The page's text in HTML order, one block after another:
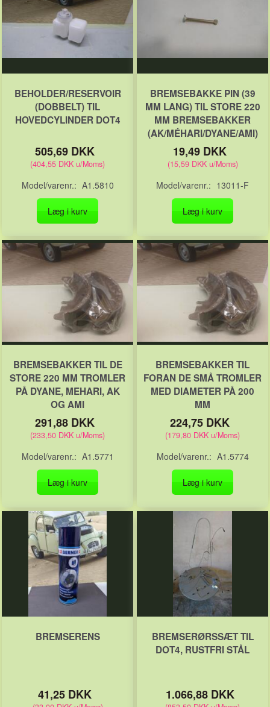
BEHOLDER/RESERVOIR
(DOBBELT) TIL
HOVEDCYLINDER DOT4
505,69 DKK
(404,55 DKK u/Moms)
Model/varenr.: A1.5810
Læg i kurv
BREMSEBAKKE PIN (39
MM LANG) TIL STORE 220
MM BREMSEBAKKER
(AK/MÉHARI/DYANE/AMI)
19,49 DKK
(15,59 DKKu/Moms)
Model/varenr.: 13011-F
Læg i kurv
BREMSEBAKKER TIL DE
STORE 220 MM TROMLER
PÅ DYANE, MEHARI, AK
OG AMI
291,88 DKK
(233,50 DKK u/Moms)
Model/varenr.: A1.5771
Læg i kurv
BREMSEBAKKER TIL
FORAN DE SMÅ TROMLER
MED DIAMETER PÅ 200
MM
224,75 DKK
(179,80 DKK u/Moms)
Model/varenr.: A1.5774
Læg i kurv
BREMSERENS
41,25 DKK
BREMSERØRSSÆT TIL
DOT4, RUSTFRI STÅL
1.066,88 DKK